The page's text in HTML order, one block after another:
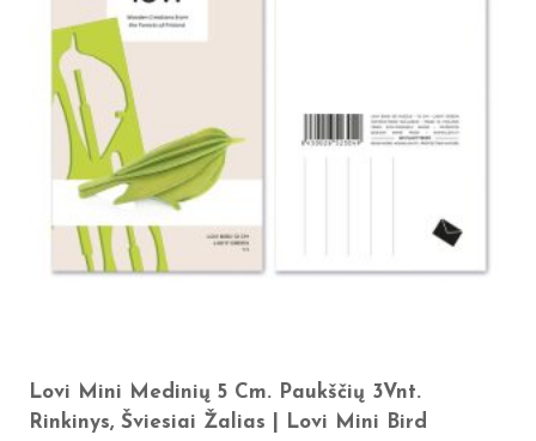
Lovi Mini Medinių 5 Cm. Paukščių 3Vnt.
Rinkinys, Šviesiai Žalias | Lovi Mini Bird